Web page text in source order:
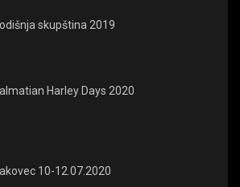
skupština 2019
Harley Days 2020
10-12.07.2020